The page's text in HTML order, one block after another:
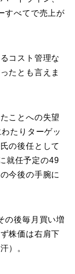
すべてで売上が
コスト管理な
たとも言えま
ことへの失望
たりターゲッ
の後任として
就任予定の49
今後の手腕に
の後毎月買い増
株価は右肩下
）。